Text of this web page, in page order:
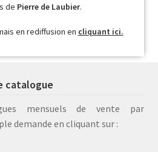
de Pierre de Laubier.
en rediffusion en cliquant ici.
catalogue
mensuels de vente par
demande en cliquant sur :